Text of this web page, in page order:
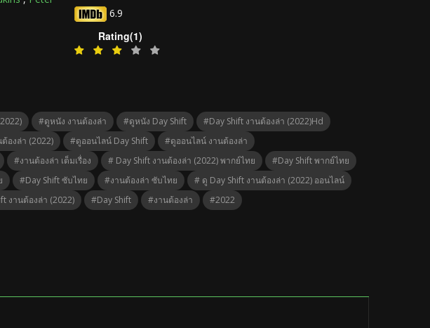
6.9
Rating(1)
#ดูหนัง งานต้องล่า #ดูหนัง Day Shift
#Day Shift งานต้องล่า (2022)hd
องล่า (2022) #ดูออนไลน์ Day Shift
#ดูออนไลน์ งานต้องล่า
#งานต้องล่า เต็มเรื่อง # Day Shift งานต้องล่า (2022) พากย์ไทย
#Day Shift พากย์ไทย
#Day Shift ซับไทย #งานต้องล่า ซับไทย
# ดู Day Shift งานต้องล่า (2022) ออนไลน์
งานต้องล่า (2022) #Day Shift #งานต้องล่า #2022